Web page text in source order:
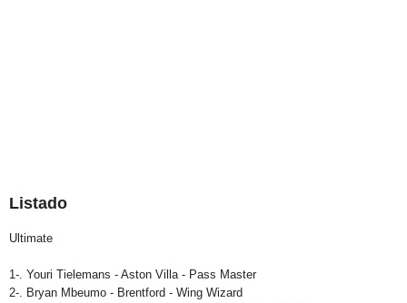
Listado
Ultimate
1-. Youri Tielemans - Aston Villa - Pass Master
2-. Bryan Mbeumo - Brentford - Wing Wizard